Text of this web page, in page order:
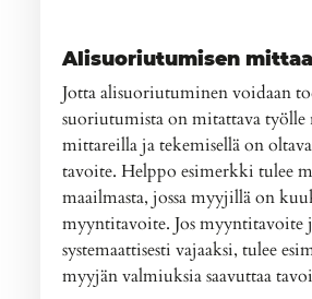
Alisuoriutumisen
Jotta alisuoriutuminen voidaan
suoriutumista on mitattava työlle
mittareilla ja tekemisellä on
tavoite. Helppo esimerkki tulee
maailmasta, jossa myyjillä on
myyntitavoite. Jos myyntitavoite
systemaattisesti vajaaksi, tulee
myyjän valmiuksia saavuttaa